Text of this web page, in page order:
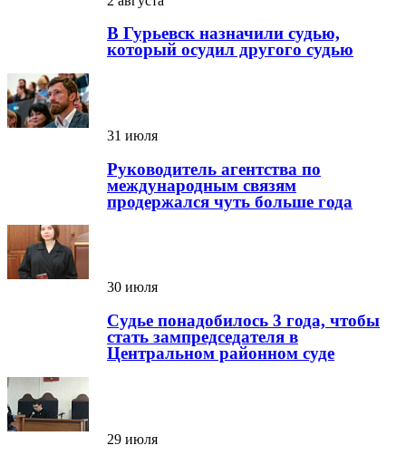
В Гурьевск назначили судью,
который осудил другого судью
31 июля
Руководитель агентства по
международным связям
продержался чуть больше года
30 июля
Судье понадобилось 3 года, чтобы
стать зампредседателя в
Центральном районном суде
29 июля